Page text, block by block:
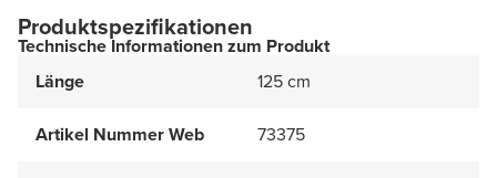
Produktspezifikationen
Technische Informationen zum Produkt
Länge
125 cm
Artikel Nummer Web 73375